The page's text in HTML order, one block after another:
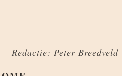
Redactie: Peter Breedveld